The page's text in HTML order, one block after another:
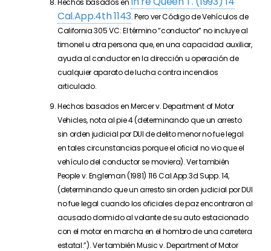
Hechos basados en
Cal.App.4th 1143. Pero ver Código de Vehículos de
California 305 VC: El término “conductor” no incluye al
timonel u otra persona que, en una capacidad auxiliar,
ayuda al conductor en la dirección u operación de
cualquier aparato de lucha contra incendios
articulado.
Hechos basados en Mercer v. Department of Motor
Vehicles, nota al pie 4 (determinando que un arresto
sin orden judicial por DUI de delito menor no fue legal
en tales circunstancias porque el oficial no vio que el
vehículo del conductor se moviera). Ver también
People v. Engleman (1981) 116 Cal.App.3d Supp. 14,
(determinando que un arresto sin orden judicial por DUI
no fue legal cuando los oficiales de paz encontraron al
acusado dormido al volante de su auto estacionado
con el motor en marcha en el hombro de una carretera
estatal.”). Ver también Music v. Department of Motor